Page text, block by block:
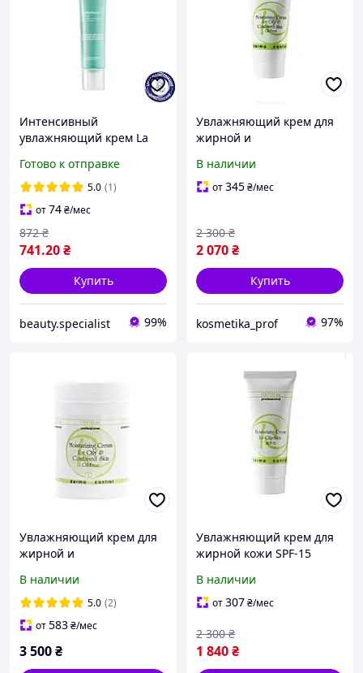
Интенсивный
увлажняющий крем La
HA Rich для сухой кожи
лица, 40 мл
Готово к отправке
5.0 (1)
от74₴/мес
741.20₴
872 ₴
Купить
beauty.specialist 99%
Увлажняющий крем для
жирной и
Moisturizing Cream For
Oily & Combined Skin Oil-
В наличии
от345₴/мес
2 070₴
2 300 ₴
Купить
kosmetika_prof 97%
Увлажняющий крем для
жирной и
Moisturizing Cream For
Oily & Combined Skin Oil-
Free Renew 250 ml
В наличии
5.0 (2)
от583₴/мес
3 500₴
Увлажняющий крем для
жирной кожи SPF-15
Oily Skin Spf-15 Renew 70
ml
В наличии
от307₴/мес
1 840₴
2 300 ₴